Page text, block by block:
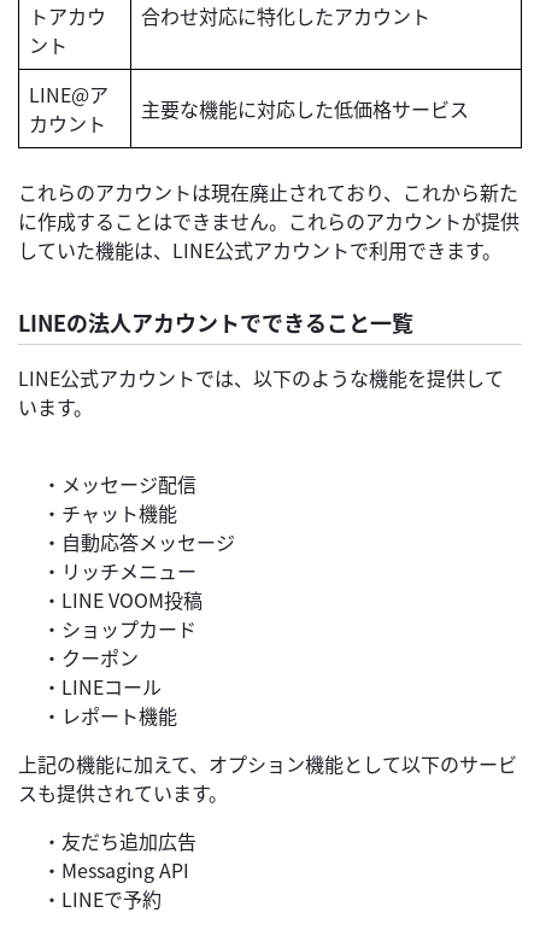
トアカウ
ント
合わせ対応に特化したアカウント
LINE@ア
カウント
主要な機能に対応した低価格サービス
これらのアカウントは現在廃止されており、これから新た
に作成することはできません。これらのアカウントが提供
していた機能は、LINE公式アカウントで利用できます。
LINEの法人アカウントでできること一覧
LINE公式アカウントでは、以下のような機能を提供して
います。
・メッセージ配信
・チャット機能
・自動応答メッセージ
・リッチメニュー
・LINE VOOM投稿
・ショップカード
・クーポン
・LINEコール
・レポート機能
上記の機能に加えて、オプション機能として以下のサービ
スも提供されています。
・友だち追加広告
・Messaging API
・LINEで予約